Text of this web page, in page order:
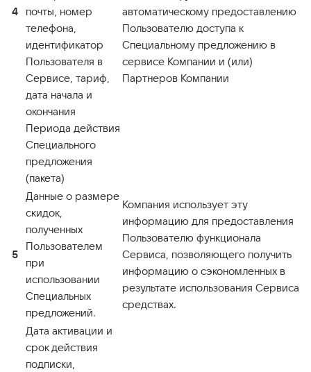
4
почты, номер
телефона,
идентификатор
Пользователя в
Сервисе, тариф,
дата начала и
окончания
Периода действия
Специального
предложения
(пакета)
автоматическому предоставлению
Пользователю доступа к
Специальному предложению в
сервисе Компании и (или)
Партнеров Компании
5
Данные о размере
скидок,
полученных
Пользователем
при
использовании
Специальных
предложений.
Компания использует эту
информацию для предоставления
Пользователю функционала
Сервиса, позволяющего получить
информацию о сэкономленных в
результате использования Сервиса
средствах.
Дата активации и
срок действия
подписки,